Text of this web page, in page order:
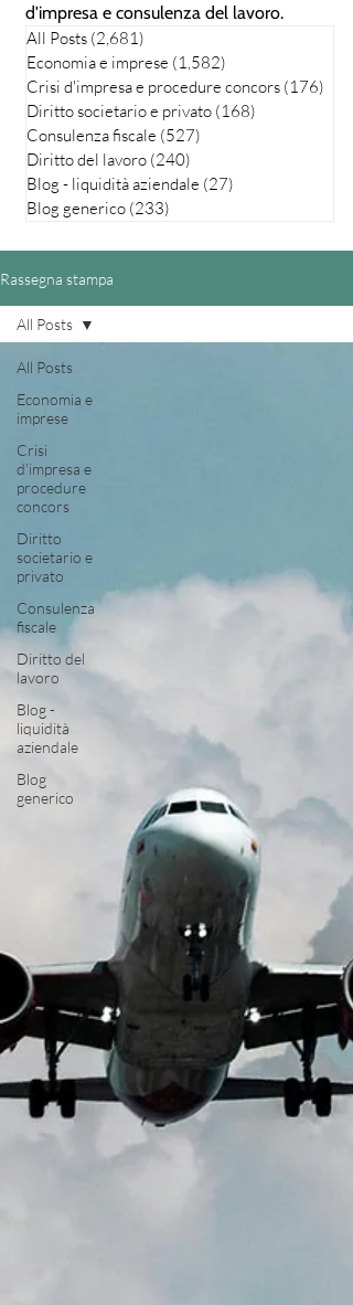
d'impresa e consulenza del lavoro.
All Posts (2,681)
Economia e imprese (1,582)
Crisi d'impresa e procedure concors (176)
Diritto societario e privato (168)
Consulenza fiscale (527)
Diritto del lavoro (240)
Blog - liquidità aziendale (27)
Blog generico (233)
Rassegna stampa
All Posts
Economia e
imprese
Crisi
d'impresa e
procedure
concors
Diritto
societario e
privato
Consulenza
fiscale
Diritto del
lavoro
Blog -
liquidità
aziendale
Blog
generico
All Posts